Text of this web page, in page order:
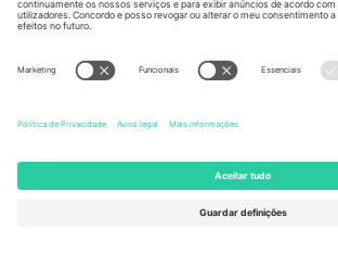
Av Chapultepec 360, Roma
Norte, Cuauhtémoc, 06700
Ciudad de México, CDMX,
dependendo da localização, evento e/ou
detalhes, consulte a página específica do
© 2026 Ticombo. Todos os direitos